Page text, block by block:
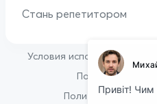
Стань репетитором
Условия использования
Политика
Политика в